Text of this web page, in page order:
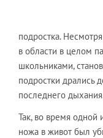
подростка.
в области в целом
школьниками,
подростки дрались
последнего
Так, во время одной
ножа в живот был